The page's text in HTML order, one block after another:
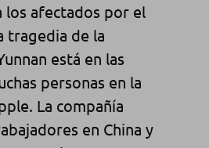
los afectados por el
tragedia de la
está en las
personas en la
La compañía
en China y